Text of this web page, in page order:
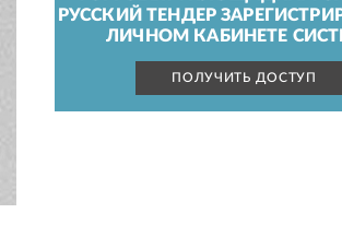
РУССКИЙ ТЕНДЕР
ЛИЧНОМ КАБИНЕТЕ
ПОЛУЧИТЬ ДОСТУП